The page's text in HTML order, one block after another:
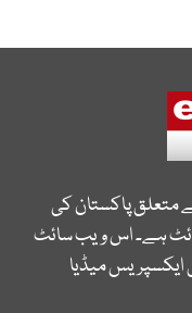
متعلق پاکستان کی
ہے۔ اس ویب سائٹ
ایکسپریس میڈیا